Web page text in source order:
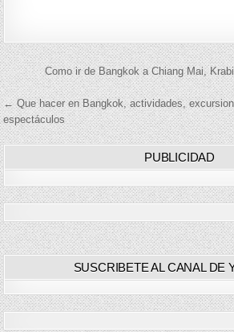
Navegación
de
entradas
Como ir de Bangkok a Chiang Mai,
← Que hacer en Bangkok, actividades,
espectáculos
PUBLICIDAD
SUSCRIBETE AL CANAL DE